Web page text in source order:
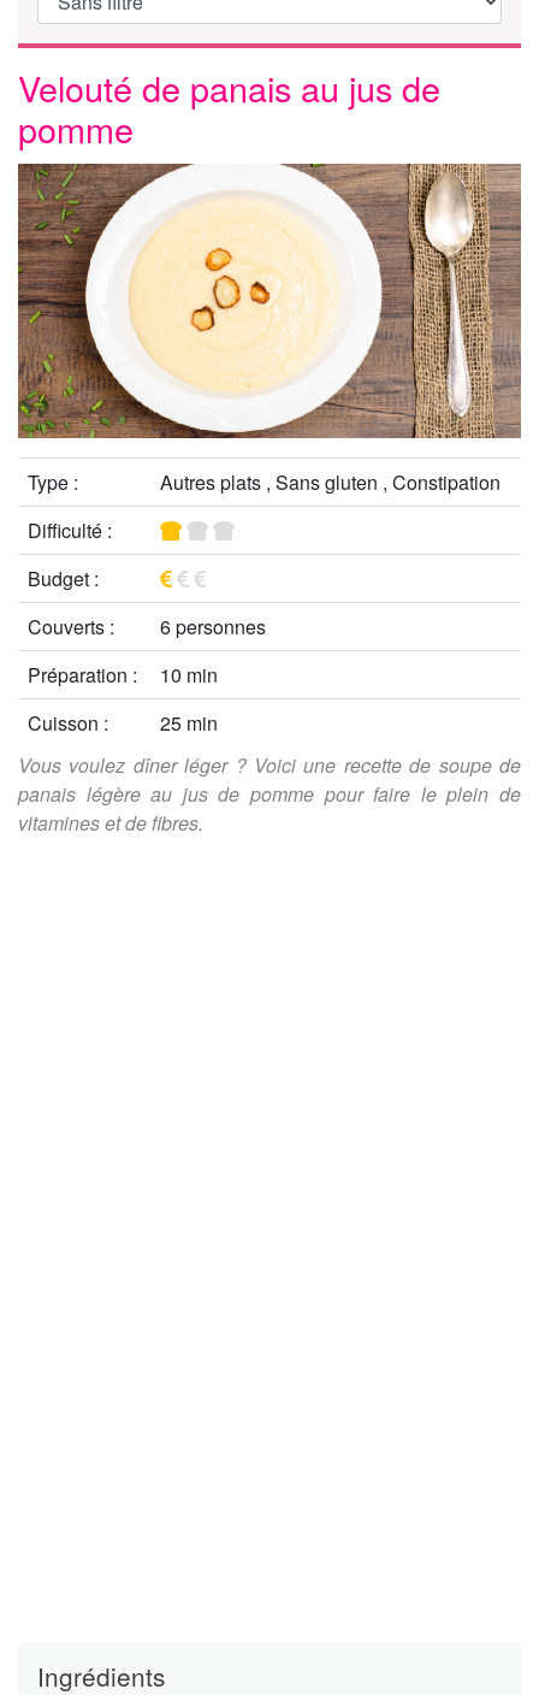
Velouté de panais au jus de
pomme
Type :
Autres plats , Sans gluten , Constipation
Difficulté :
Budget :
Couverts :
6 personnes
Préparation :
10 min
Cuisson :
25 min
Vous voulez dîner léger ? Voici une recette de soupe de
panais légère au jus de pomme pour faire le plein de
vitamines et de fibres.
Ingrédients